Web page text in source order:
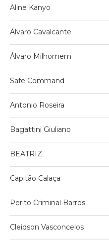
Aline Kanyo
Álvaro Cavalcante
Álvaro Milhomem
Safe Command
Antonio Roseira
Bagattini Giuliano
BEATRIZ
Capitão Calaça
Perito Criminal Barros
Cleidson Vasconcelos